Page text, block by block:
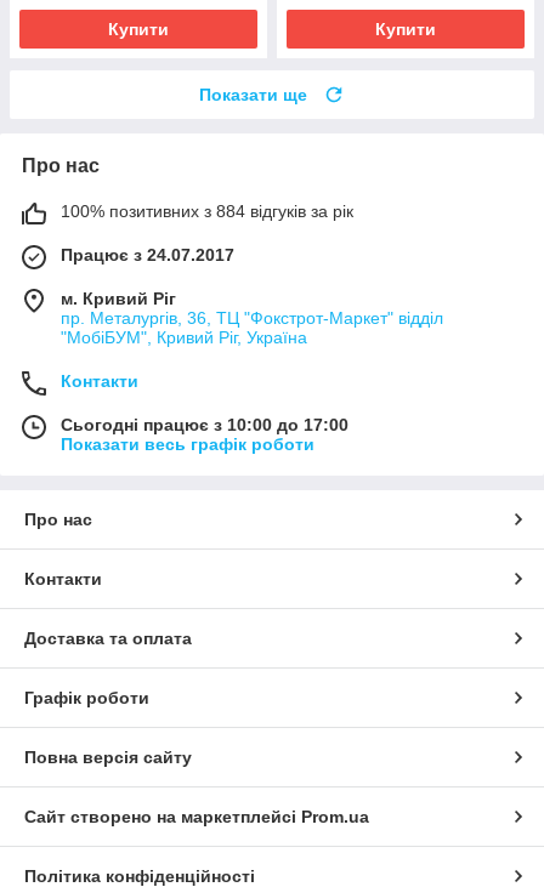
Купити Купити
Показати ще
Про нас
100% позитивних з 884 відгуків за рік
Працює з 24.07.2017
м. Кривий Ріг
пр. Металургів, 36, ТЦ "Фокстрот-Маркет" відділ
"МобіБУМ", Кривий Ріг, Україна
Контакти
Сьогодні працює з 10:00 до 17:00
Показати весь графік роботи
Про нас
Контакти
Доставка та оплата
Графік роботи
Повна версія сайту
Сайт створено на маркетплейсі Prom.ua
Політика конфіденційності